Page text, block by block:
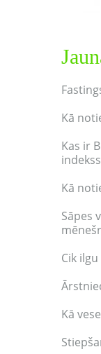
Kā
Kas ir
Kā
Sāpes
Cik
Kā